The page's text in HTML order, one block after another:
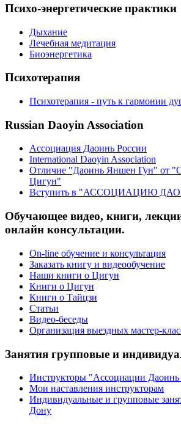
Психо-энергетические практики
Дыхание
Лечебная медитация
Биоэнергетика
Психотерапия
Психотерапия - путь к гармонии
Russian Daoyin Association
Ассоциация Даоинь России
International Daoyin Association
Отличие "Даоинь Яншен Гун" от
Цигун"
Вступить в "АССОЦИАЦИЮ
Обучающее видео, книги,
онлайн консультации.
On-line обучение и консультация
Заказать книгу и видеообучение
Наши книги о Цигун
Книги о Цигун
Книги о Тайцзи
Статьи
Видео-беседы
Организация выездных мастер-
Занятия групповые и
Инструкторы "Ассоциации Даоинь
Мои наставления инструкторам
Индивидуальные и групповые
Дону